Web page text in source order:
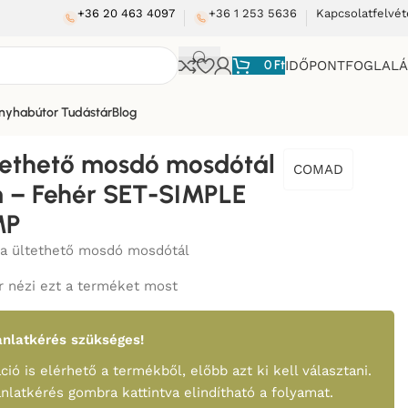
+36 20 463 4097 +36 1 253 5636
0Ft
TudástárBlog
mosdó mosdótál
– Fehér SET-SIMPLE
COMAD
ültethető mosdó mosdótál
nézi ezt a terméket most
szükséges!
is elérhető a termékből, előbb azt ki kell választani.
gombra kattintva elindítható a folyamat.